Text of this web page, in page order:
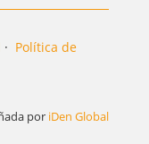
· Política de
por iDen Global